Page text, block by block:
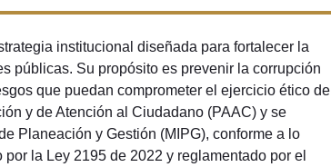
institucional diseñada para fortalecer la
públicas. Su propósito es prevenir la corrupción
que puedan comprometer el ejercicio ético de
y de Atención al Ciudadano (PAAC) y se
Planeación y Gestión (MIPG), conforme a lo
la Ley 2195 de 2022 y reglamentado por el